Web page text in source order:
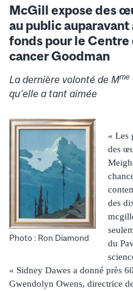
McGill expose des
au public
fonds pour le Centre
cancer Goodman
La dernière volonté de Mme
qu’elle a tant aimée
Photo : Ron Diamond
« Les
des
des
du
« Sidney Dawes a donné près
Gwendolyn Owens, directrice